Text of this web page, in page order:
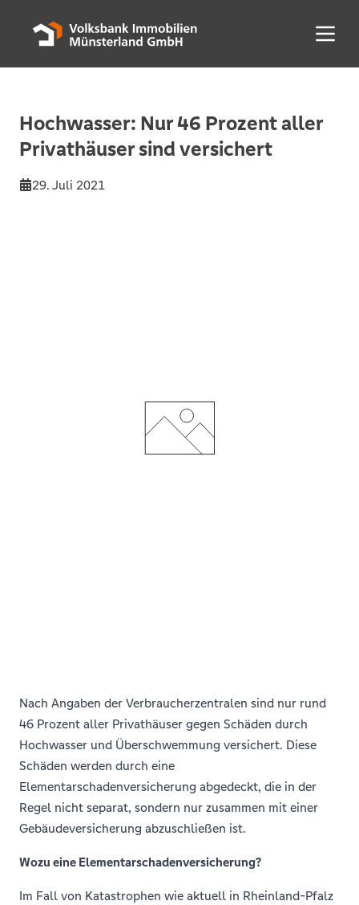
Menü
Hochwasser: Nur 46 Prozent aller
Privathäuser sind versichert
29. Juli 2021
Nach Angaben der Verbraucherzentralen sind nur rund
46 Prozent aller Privathäuser gegen Schäden durch
Hochwasser und Überschwemmung versichert. Diese
Schäden werden durch eine
Elementarschadenversicherung abgedeckt, die in der
Regel nicht separat, sondern nur zusammen mit einer
Gebäudeversicherung abzuschließen ist.
Wozu eine Elementarschadenversicherung?
Im Fall von Katastrophen wie aktuell in Rheinland-Pfalz